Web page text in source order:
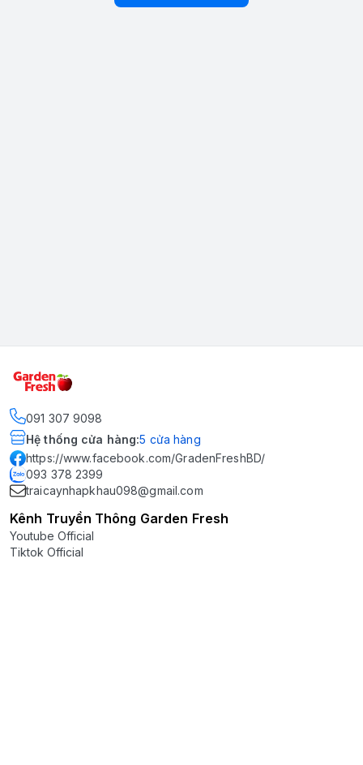
091 307 9098
Hệ thống cửa hàng:5 cửa hàng
https://www.facebook.com/GradenFreshBD/
093 378 2399
traicaynhapkhau098@gmail.com
Kênh Truyền Thông Garden Fresh
Youtube Official
Tiktok Official